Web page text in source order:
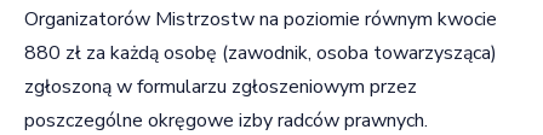
Organizatorów Mistrzostw na poziomie równym kwocie
880 zł za każdą osobę (zawodnik, osoba towarzysząca)
zgłoszoną w formularzu zgłoszeniowym przez
poszczególne okręgowe izby radców prawnych.